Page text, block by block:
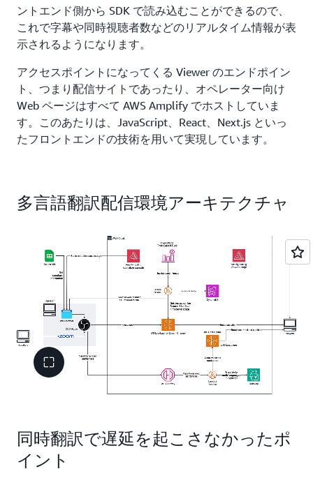
ントエンド側から SDK で読み込むことができるので、
これで字幕や同時視聴者数などのリアルタイム情報が表
示されるようになります。
アクセスポイントになってくる Viewer のエンドポイン
ト、つまり配信サイトであったり、オペレーター向け
Web ページはすべて AWS Amplify でホストしていま
す。このあたりは、JavaScript、React、Next.js といっ
たフロントエンドの技術を用いて実現しています。
多言語翻訳配信環境アーキテクチャ
同時翻訳で遅延を起こさなかったポ
イント